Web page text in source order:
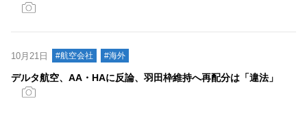
10月21日 #航空会社 #海外
デルタ航空、AA・HAに反論、羽田枠維持へ再配分は「違法」